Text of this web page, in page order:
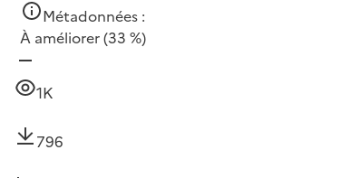
Métadonnées :
À améliorer(33 %)
1K
796